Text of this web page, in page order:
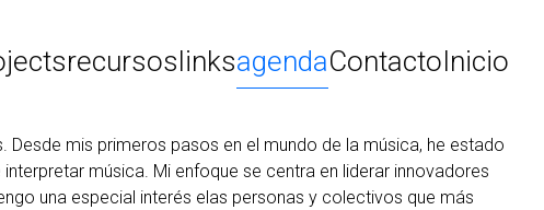
recursoslinksagendaContactoInicio
mis primeros pasos en el mundo de la música, he estado
música. Mi enfoque se centra en liderar innovadores
una especial interés elas personas y colectivos que más